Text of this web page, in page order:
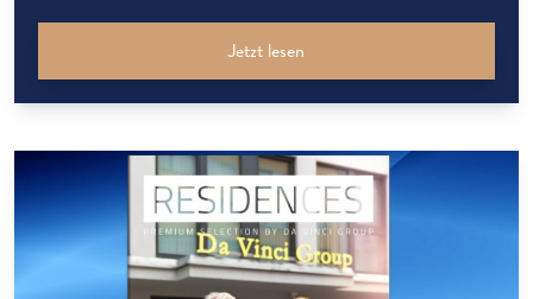
kompetente Ansprechpersonen rasche Entscheidungen
[…]
Jetzt lesen